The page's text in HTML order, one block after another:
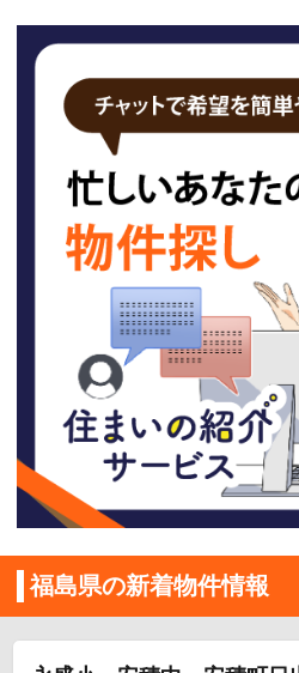
福島県の新着物件情報